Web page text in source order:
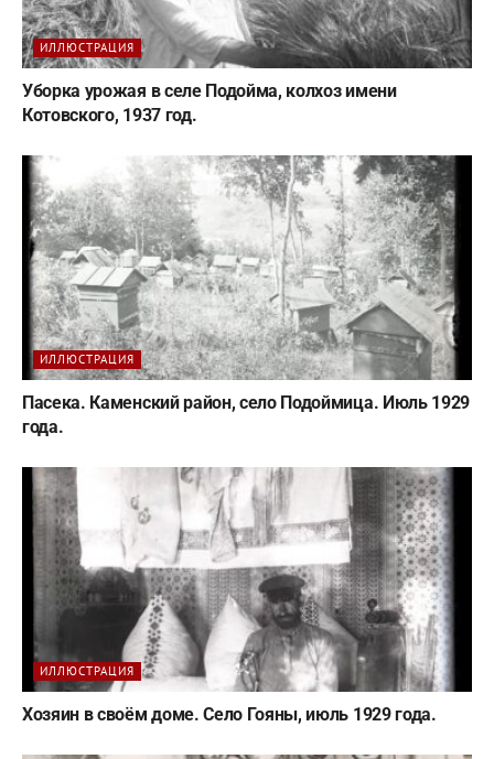
ИЛЛЮСТРАЦИЯ
Уборка урожая в селе Подойма, колхоз имени
Котовского, 1937 год.
ИЛЛЮСТРАЦИЯ
Пасека. Каменский район, село Подоймица. Июль 1929
года.
ИЛЛЮСТРАЦИЯ
Хозяин в своём доме. Село Гояны, июль 1929 года.